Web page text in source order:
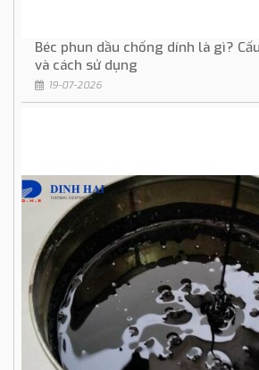
Béc phun dầu chống dính là gì?
và cách sử dụng
19-07-2026